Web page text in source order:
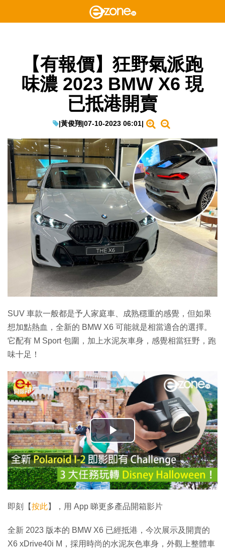
【有報價】狂野氣派跑
味濃 2023 BMW X6 現
已抵港開賣
|黃俊翔|07-10-2023 06:01|
SUV 車款一般都是予人家庭車、成熟穩重的感覺，但如果
想加點熱血，全新的 BMW X6 可能就是相當適合的選擇。
它配有 M Sport 包圍，加上水泥灰車身，感覺相當狂野，跑
味十足！
播
放
影
片
即刻【按此】，用 App 睇更多產品開箱影片
全新 2023 版本的 BMW X6 已經抵港，今次展示及開賣的
X6 xDrive40i M，採用時尚的水泥灰色車身，外觀上整體車